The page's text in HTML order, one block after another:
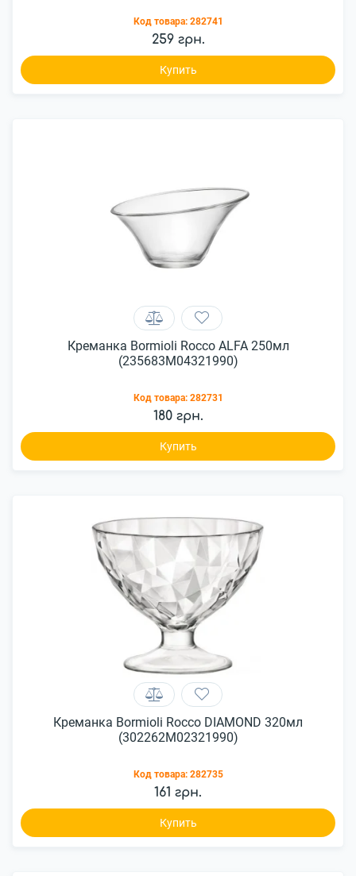
Код товара: 282741
259 грн.
Купить
Креманка Bormioli Rocco ALFA 250мл
(235683M04321990)
Код товара: 282731
180 грн.
Купить
Креманка Bormioli Rocco DIAMOND 320мл
(302262M02321990)
Код товара: 282735
161 грн.
Купить